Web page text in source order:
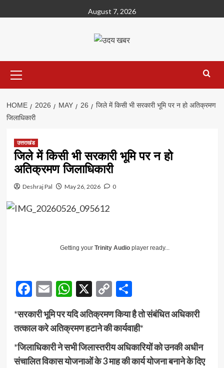
to
August 7, 2026
Menu
HOME 2026 MAY 26
जिले में किसी भी सरकारी भूमि पर न हो अतिक्रमण
जिलाधिकारी
उत्तराखंड
जिले में किसी भी सरकारी भूमि पर न हो
अतिक्रमण जिलाधिकारी
Deshraj Pal May 26, 2026 0
Getting your Trinity Audioplayer ready...
Facebook
EmailWhatsApp
X Copy
Link
Share
*सरकारी भूमि पर यदि अतिक्रमण किया है तो संबंधित अधिकारी
तत्काल करे अतिक्रमण हटाने की कार्यवाही*
*जिलाधिकारी ने सभी जिलास्तरीय अधिकारियों को उनकी अधीन
संचालित विकास योजनाओं के 3 माह की कार्य योजना बनाने के दिए